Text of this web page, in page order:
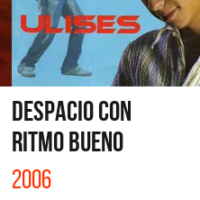
DESPACIO CON
RITMO BUENO
2006